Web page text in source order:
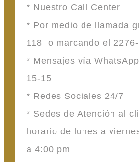
* Nuestro Call Center
* Por medio de llamada
118 o marcando el
* Mensajes vía
15-15
* Redes Sociales 24/7
* Sedes de Atención al
horario de lunes a
a 4:00 pm